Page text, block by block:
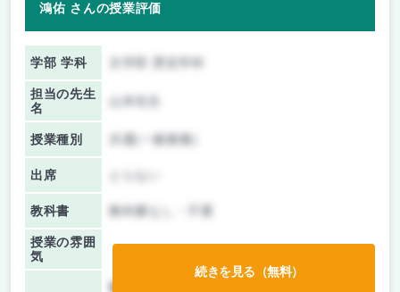
鴻佑 さんの授業評価
学部 学科
担当の先生
名
授業種別 共通(一般教養)
出席
教科書 教科書なし・不要
授業の雰囲
気
前期/中間：
続きを見る（無料）